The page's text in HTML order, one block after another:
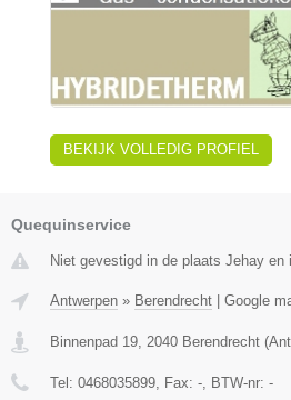
BEKIJK VOLLEDIG PROFIEL
Quequinservice
Niet gevestigd in de plaats Jehay en
Antwerpen » Berendrecht Google
Binnenpad 19, 2040 Berendrecht (
Tel: 0468035899, Fax: -, BTW-nr: -